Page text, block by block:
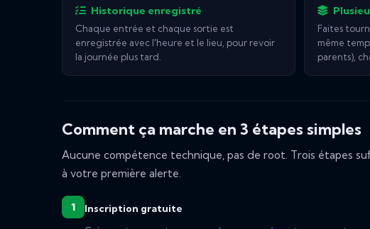
Historique enregistré
Chaque entrée et chaque sortie est
enregistrée avec l'heure et le lieu, pour revoir
la journée plus tard.
Faites
même
parents),
Comment ça marche en 3 étapes simples
Aucune compétence technique, pas de root. Trois étapes
à votre première alerte.
Inscription gratuite